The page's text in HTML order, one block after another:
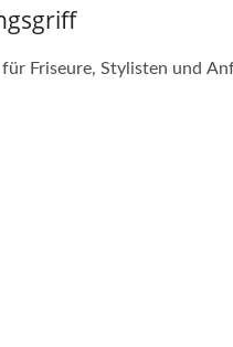
Friseure, Stylisten und